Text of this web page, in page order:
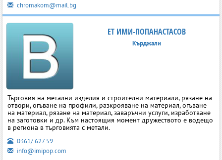
chromakom@mail.bg
ЕТ ИМИ-ПОПАНАСТАСОВ
Кърджали
Търговия на метални изделия и строителни материали, рязане на
отвори, огъване на профили, разкрояване на материал, огъване
на материал, рязане на материал, заваръчни услуги, изработване
на заготовки и др. Към настоящия момент дружеството е водещо
в региона в търговията с метали.
0361/ 627 59
info@imipop.com